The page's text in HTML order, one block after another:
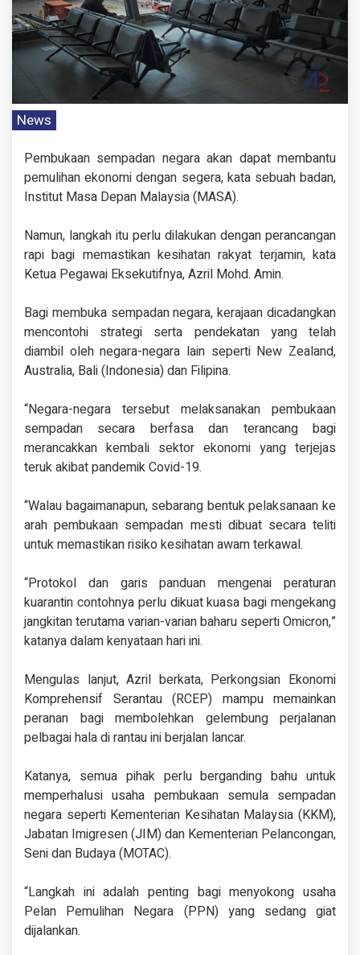
News
Pembukaan sempadan negara akan dapat membantu
pemulihan ekonomi dengan segera, kata sebuah badan,
Institut Masa Depan Malaysia (MASA).
Namun, langkah itu perlu dilakukan dengan perancangan
rapi bagi memastikan kesihatan rakyat terjamin, kata
Ketua Pegawai Eksekutifnya, Azril Mohd. Amin.
Bagi membuka sempadan negara, kerajaan dicadangkan
mencontohi strategi serta pendekatan yang telah
diambil oleh negara-negara lain seperti New Zealand,
Australia, Bali (Indonesia) dan Filipina.
“Negara-negara tersebut melaksanakan pembukaan
sempadan secara berfasa dan terancang bagi
merancakkan kembali sektor ekonomi yang terjejas
teruk akibat pandemik Covid-19.
“Walau bagaimanapun, sebarang bentuk pelaksanaan ke
arah pembukaan sempadan mesti dibuat secara teliti
untuk memastikan risiko kesihatan awam terkawal.
“Protokol dan garis panduan mengenai peraturan
kuarantin contohnya perlu dikuat kuasa bagi mengekang
jangkitan terutama varian-varian baharu seperti Omicron,”
katanya dalam kenyataan hari ini.
Mengulas lanjut, Azril berkata, Perkongsian Ekonomi
Komprehensif Serantau (RCEP) mampu memainkan
peranan bagi membolehkan gelembung perjalanan
pelbagai hala di rantau ini berjalan lancar.
Katanya, semua pihak perlu berganding bahu untuk
memperhalusi usaha pembukaan semula sempadan
negara seperti Kementerian Kesihatan Malaysia (KKM),
Jabatan Imigresen (JIM) dan Kementerian Pelancongan,
Seni dan Budaya (MOTAC).
“Langkah ini adalah penting bagi menyokong usaha
Pelan Pemulihan Negara (PPN) yang sedang giat
dijalankan.